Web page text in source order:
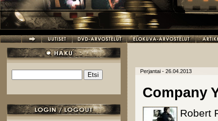
Hakulomake
Perjantai - 26.04.2013
Company
Robert